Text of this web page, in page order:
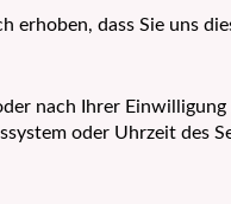
erhoben, dass Sie uns
nach Ihrer
oder Uhrzeit des